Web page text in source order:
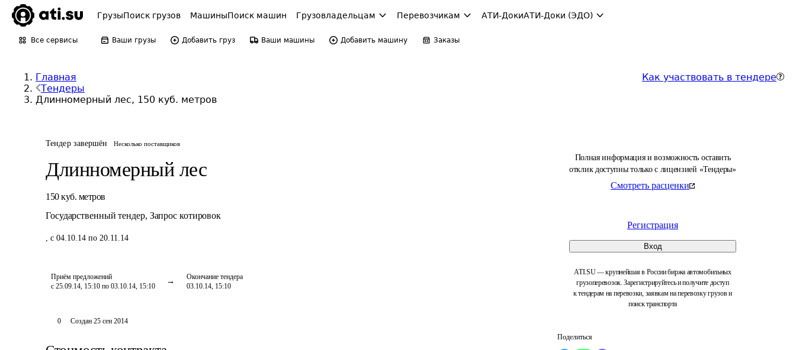
ГрузыПоиск грузов МашиныПоиск машин Грузовладельцам Перевозчикам АТИ-ДокиАТИ-Доки (ЭДО)
Все сервисы Ваши грузы Добавить груз Ваши машины Добавить машину Заказы
Главная
Тендеры
Длинномерный лес, 150 куб. метров
Как участвовать в тендере
Тендер завершён Несколько поставщиков
Длинномерный лес
150 куб. метров
Государственный тендер, Запрос котировок
, с 04.10.14 по 20.11.14
Приём предложений
с 25.09.14, 15:10 по 03.10.14, 15:10
Окончание тендера
03.10.14, 15:10
Полная информация и возможность оставить
отклик доступны только с лицензией «Тендеры»
Смотреть расценки
Регистрация
Вход
ATI.SU — крупнейшая в России биржа автомобильных
грузоперевозок. Зарегистрируйтесь и получите доступ
к тендерам на перевозки, заявкам на перевозку грузов и
поиск транспорта
Поделиться
0 Создан 25 сен 2014